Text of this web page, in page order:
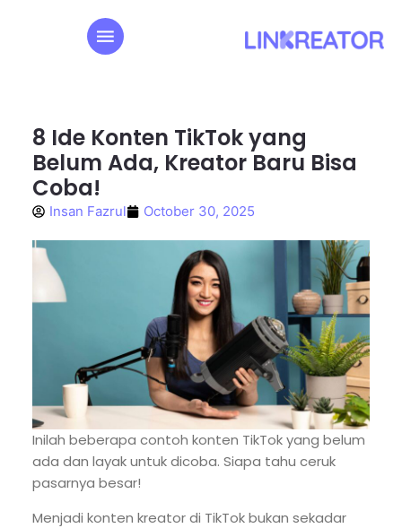
8 Ide Konten TikTok yang
Belum Ada, Kreator Baru Bisa
Coba!
Insan Fazrul October 30, 2025
Inilah beberapa contoh konten TikTok yang belum
ada dan layak untuk dicoba. Siapa tahu ceruk
pasarnya besar!
Menjadi konten kreator di TikTok bukan sekadar